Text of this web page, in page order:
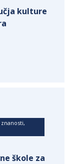
kulture
škole za